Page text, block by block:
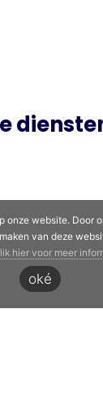
& Selectie
ons
onze website. Door
van deze
hier voor meer
oké